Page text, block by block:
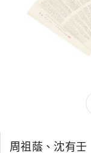
周祖蔭、沈有壬